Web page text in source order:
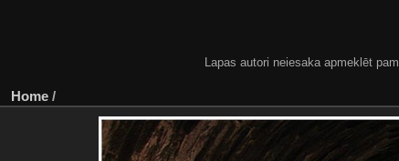
Lapas autori neiesaka apmeklēt
Home /